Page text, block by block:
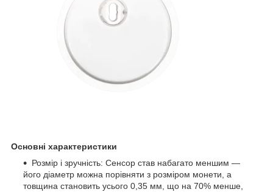
Основні характеристики
Розмір і зручність: Сенсор став набагато меншим —
його діаметр можна порівняти з розміром монети, а
товщина становить усього 0,35 мм, що на 70% менше,